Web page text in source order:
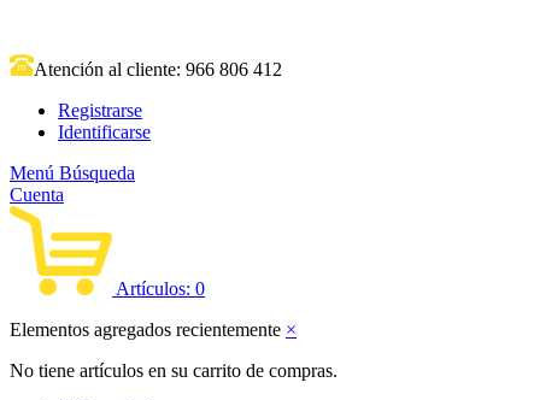
Atención al cliente: 966 806 412
Registrarse
Identificarse
Menú Búsqueda
Cuenta
Artículos: 0
Elementos agregados recientemente ×
No tiene artículos en su carrito de compras.